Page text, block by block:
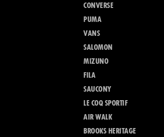
CONVERSE
PUMA
VANS
SALOMON
MIZUNO
FILA
SAUCONY
LE COQ SPORTIF
AIR WALK
BROOKS HERITAGE